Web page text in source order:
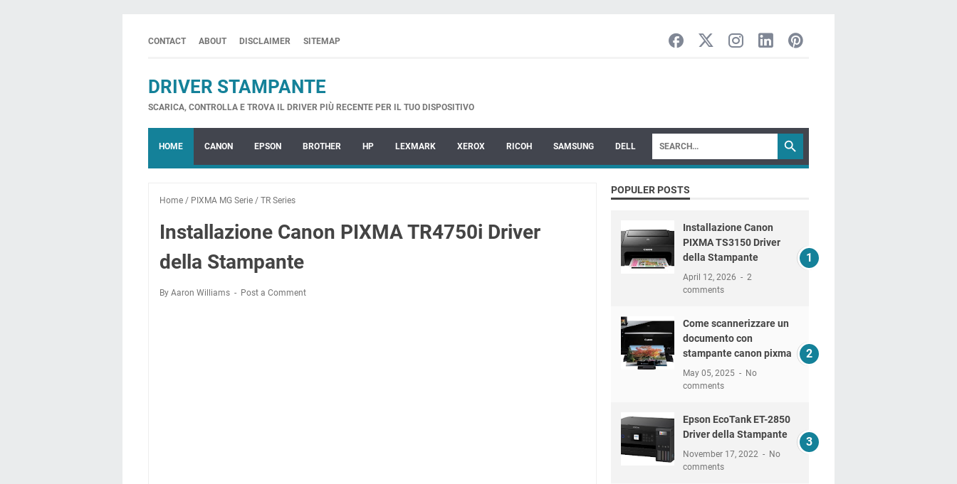
CONTACT ABOUT DISCLAIMER SITEMAP
DRIVER STAMPANTE
SCARICA, CONTROLLA E TROVA IL DRIVER PIÙ RECENTE PER IL TUO DISPOSITIVO
HOME CANON EPSON BROTHER HP LEXMARK XEROX RICOH SAMSUNG DELL
Home / PIXMA MG Serie / TR Series
Installazione Canon PIXMA TR4750i Driver
della Stampante
By Aaron Williams Post a Comment
POPULER POSTS
Installazione Canon
PIXMA TS3150 Driver
della Stampante
April 12, 2026
2
comments
Come scannerizzare un
documento con
stampante canon pixma
May 05, 2025
No
comments
Epson EcoTank ET-2850
Driver della Stampante
November 17, 2022
No
comments